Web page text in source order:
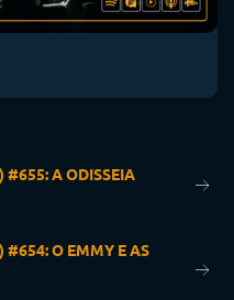
#655: A ODISSEIA
#654: O EMMY E AS